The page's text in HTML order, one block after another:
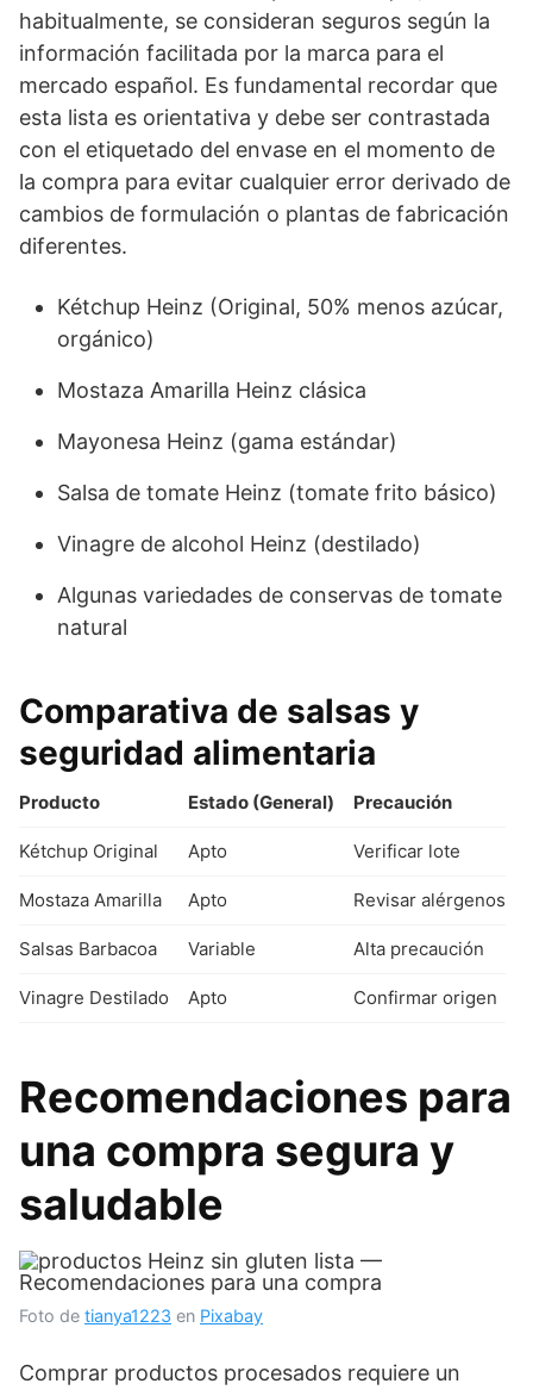
habitualmente, se consideran seguros según la
información facilitada por la marca para el
mercado español. Es fundamental recordar que
esta lista es orientativa y debe ser contrastada
con el etiquetado del envase en el momento de
la compra para evitar cualquier error derivado de
cambios de formulación o plantas de fabricación
diferentes.
Kétchup Heinz (Original, 50% menos azúcar,
orgánico)
Mostaza Amarilla Heinz clásica
Mayonesa Heinz (gama estándar)
Salsa de tomate Heinz (tomate frito básico)
Vinagre de alcohol Heinz (destilado)
Algunas variedades de conservas de tomate
natural
Comparativa de salsas y
seguridad alimentaria
Producto Estado (General) Precaución
Kétchup Original Apto Verificar lote
Mostaza Amarilla Apto Revisar alérgenos
Salsas Barbacoa Variable Alta precaución
Vinagre Destilado Apto Confirmar origen
Recomendaciones para
una compra segura y
saludable
Foto de tianya1223 en Pixabay
Comprar productos procesados requiere un